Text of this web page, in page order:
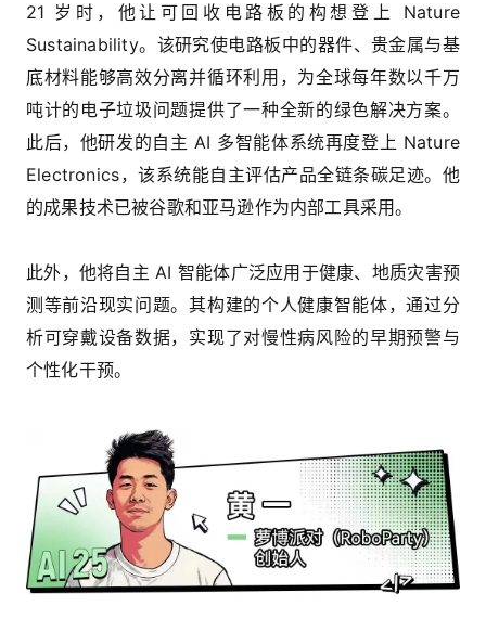
21 岁时，他让可回收电路板的构想登上 Nature
Sustainability。该研究使电路板中的器件、贵金属与基
底材料能够高效分离并循环利用，为全球每年数以千万
吨计的电子垃圾问题提供了一种全新的绿色解决方案。
此后，他研发的自主 AI 多智能体系统再度登上 Nature
Electronics，该系统能自主评估产品全链条碳足迹。他
的成果技术已被谷歌和亚马逊作为内部工具采用。
此外，他将自主 AI 智能体广泛应用于健康、地质灾害预
测等前沿现实问题。其构建的个人健康智能体，通过分
析可穿戴设备数据，实现了对慢性病风险的早期预警与
个性化干预。